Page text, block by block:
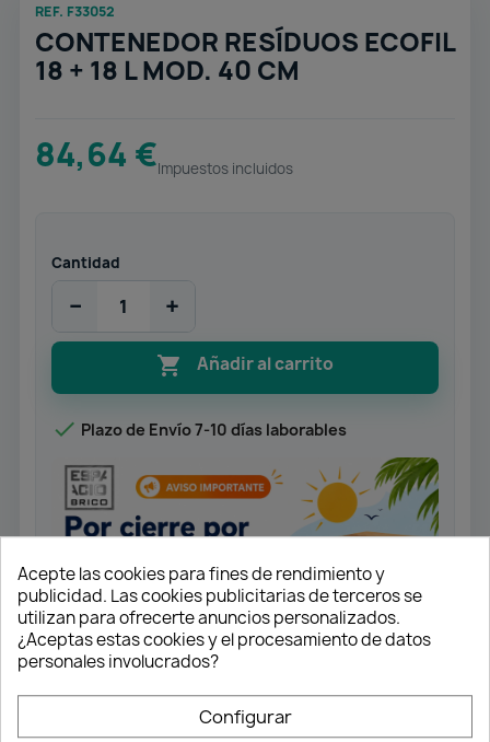
REF. F33052
CONTENEDOR RESÍDUOS ECOFIL
18 + 18 L MOD. 40 CM
84,64 €Impuestos incluidos
Cantidad
− +
 Añadir al carrito
 Plazo de Envío 7-10 días laborables
Acepte las cookies para fines de rendimiento y
publicidad. Las cookies publicitarias de terceros se
utilizan para ofrecerte anuncios personalizados.
¿Aceptas estas cookies y el procesamiento de datos
personales involucrados?
Configurar